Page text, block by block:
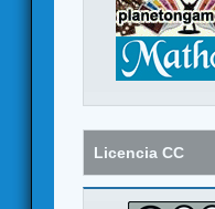
Licencia CC